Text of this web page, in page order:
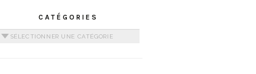
CATÉGORIES
Catégories